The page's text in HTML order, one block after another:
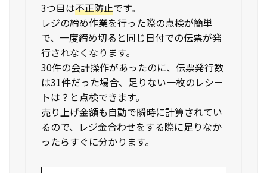
3つ目は不正防止です。
レジの締め作業を行った際の点検が簡単
で、一度締め切ると同じ日付での伝票が発
行されなくなります。
30件の会計操作があったのに、伝票発行数
は31件だった場合、足りない一枚のレシー
トは？と点検できます。
売り上げ金額も自動で瞬時に計算されてい
るので、レジ金合わせをする際に足りなか
ったらすぐに分かります。